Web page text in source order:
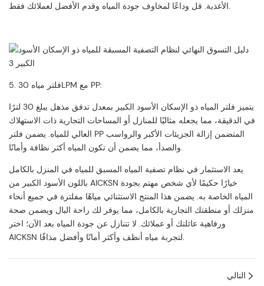
الأغذية. قل وداعًا لمخاوف جودة المياه وقدم الأفضل لعملائك فقط.
5. فلتر مياه 30LPM مع PP:
يتميز فلتر المياه ذو الإسكان الأسود الكبير بمعدل تدفق مذهل يبلغ 30 لترًا
في الدقيقة، مما يجعله مثاليًا للمنازل أو المساحات التجارية ذات الاستهلاك
العالي للمياه. يضمن فلتر PP المتضمن إزالة الجزيئات الأكبر والرواسب
والصدأ، مما يضمن أن تكون المياه أكثر نظافة وأمانًا.
يعد الاستثمار في نظام تصفية المياه المسبق للمياه في المنزل بالكامل
باللون الأسود الكبير من AICKSN خيارًا حكيمًا لأي شخص مهتم بجودة
المياه الخاصة به. يضمن هذا المنتج الاستثنائي مياهًا مفلترة في جميع أنحاء
منزلك أو منطقتك التجارية بالكامل، مما يوفر لك راحة البال ويضمن صحة
ورفاهية عائلتك أو عملائك. لا تتنازل عن جودة المياه بعد الآن؛ اختر
AICKSN لتجربة مياه أنظف وأكثر أمانًا وأفضل مذاقًا.
التالي